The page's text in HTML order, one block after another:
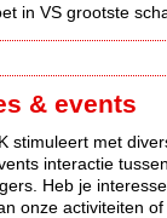
schadevergoeding ooit betalen: 567
& events
stimuleert met
interactie
Heb je
onze activiteiten